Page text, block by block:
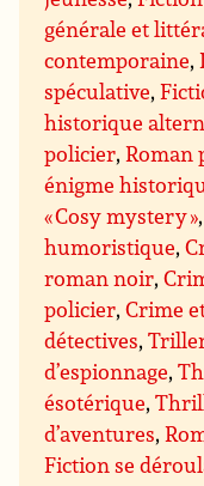
générale et
contemporaine,
spéculative,
historique
policier,Roman
énigme
« Cosy mystery »
humoristique,
roman noir,
policier,Crime
détectives,
d’espionnage,
ésotérique,
d’aventures,
Fiction se